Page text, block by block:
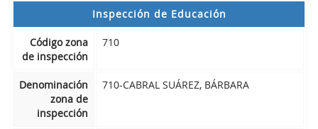
Inspección de Educación
Código zona
de inspección
710
Denominación
zona de
inspección
710-CABRAL SUÁREZ, BÁRBARA